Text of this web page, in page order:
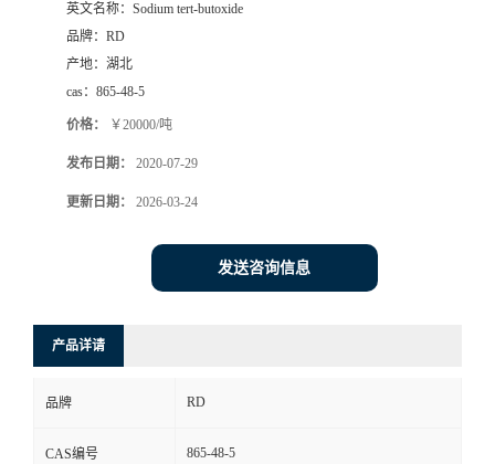
英文名称： Sodium tert-butoxide
品牌： RD
产地： 湖北
cas： 865-48-5
价格： ￥20000/吨
发布日期： 2020-07-29
更新日期： 2026-03-24
发送咨询信息
产品详请
品牌 RD
CAS编号 865-48-5